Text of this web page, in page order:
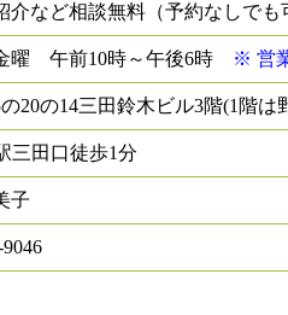
介など相談無料（予約なしでも
曜 午前10時～午後6時 ※ 営
20の14三田鈴木ビル3階(1階は
三田口徒歩1分
子